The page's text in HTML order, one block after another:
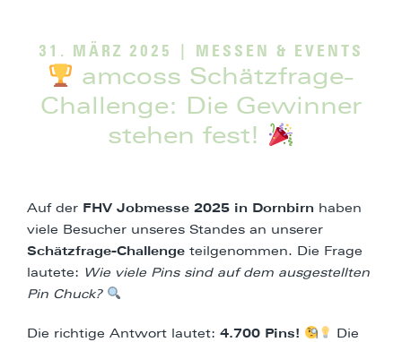
31. MÄRZ 2025 MESSEN & EVENTS
amcoss Schätzfrage-
Challenge: Die Gewinner
stehen fest!
Auf der FHV Jobmesse 2025 in Dornbirn haben
viele Besucher unseres Standes an unserer
Schätzfrage-Challenge teilgenommen. Die Frage
lautete: Wie viele Pins sind auf dem ausgestellten
Pin Chuck?
Die richtige Antwort lautet: 4.700 Pins!
Die